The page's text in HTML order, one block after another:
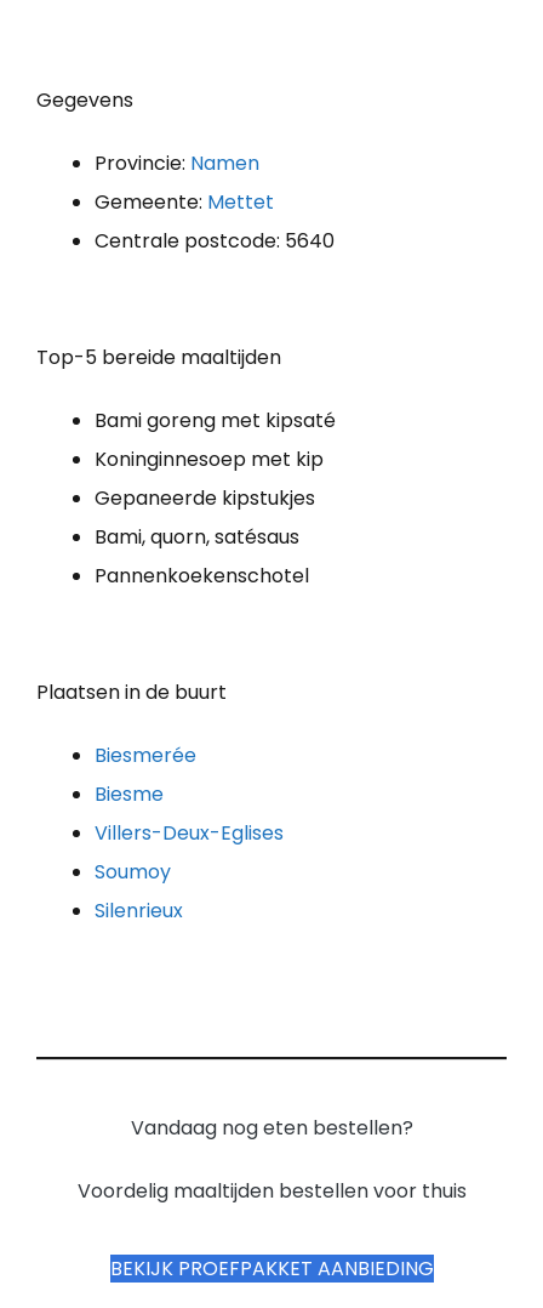
Gegevens
Provincie: Namen
Gemeente: Mettet
Centrale postcode: 5640
Top-5 bereide maaltijden
Bami goreng met kipsaté
Koninginnesoep met kip
Gepaneerde kipstukjes
Bami, quorn, satésaus
Pannenkoekenschotel
Plaatsen in de buurt
Biesmerée
Biesme
Villers-Deux-Eglises
Soumoy
Silenrieux
Vandaag nog eten bestellen?
Voordelig maaltijden bestellen voor thuis
BEKIJK PROEFPAKKET AANBIEDING